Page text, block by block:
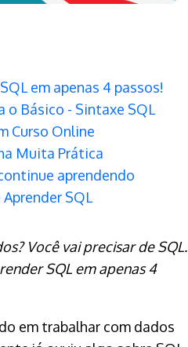
em apenas 4 passos!
o Básico - Sintaxe SQL
Curso Online
Muita Prática
aprendendo
SQL
Você vai precisar de SQL.
SQL em apenas 4
em trabalhar com dados